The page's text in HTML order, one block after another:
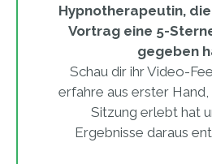
Hypnotherapeutin,
Vortrag eine 5-
gegeben
Schau dir ihr Video-
erfahre aus erster
Sitzung erlebt hat
Ergebnisse daraus